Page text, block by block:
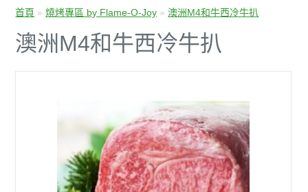
首頁 »燒烤專區 by Flame-O-Joy »澳洲M4和牛西冷牛扒
澳洲M4和牛西冷牛扒